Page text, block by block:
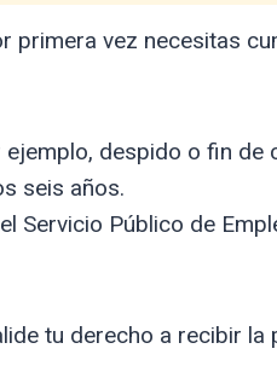
primera vez necesitas
despido o fin de
seis años.
Servicio Público de
tu derecho a recibir la